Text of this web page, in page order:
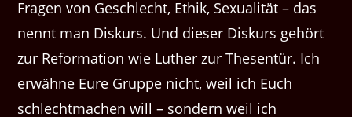
Fragen von Geschlecht, Ethik, Sexualität – das
nennt man Diskurs. Und dieser Diskurs gehört
zur Reformation wie Luther zur Thesentür. Ich
erwähne Eure Gruppe nicht, weil ich Euch
schlechtmachen will – sondern weil ich